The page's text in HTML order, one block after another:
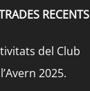
RECENTS
del Club
2025.